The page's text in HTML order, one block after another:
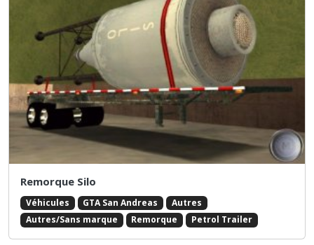
Remorque Silo
Véhicules GTA San Andreas
Autres
Autres/Sans marque
Remorque Petrol Trailer